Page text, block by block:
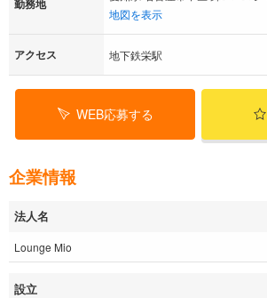
勤務地
地図を表示
アクセス 地下鉄栄駅
WEB応募する
企業情報
法人名
Lounge Mio
設立